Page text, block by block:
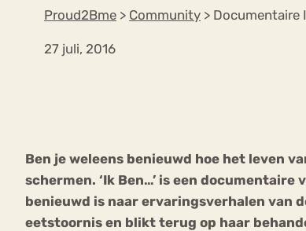
Proud2Bme > Community > Documentaire
27 juli, 2016
Ben je weleens benieuwd hoe het leven
schermen. ‘Ik Ben…’ is een
benieuwd is naar ervaringsverhalen van
eetstoornis en blikt terug op haar
Orthorexia
Afvallen